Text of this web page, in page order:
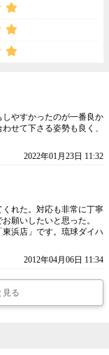
やすかったのが一番良か
せて下さる姿勢も良く、
2022年01月23日 11:32
れた。対応も非常に丁寧
願いしたいと思った。
東浜店」です。琉球ダイハ
2012年04月06日 11:34
見る